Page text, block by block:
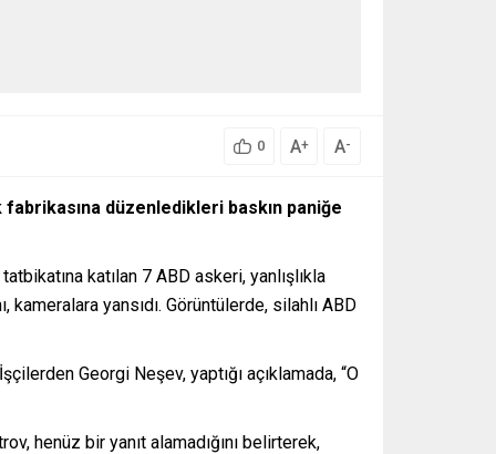
0 A+ A-
fabrikasına düzenledikleri baskın paniğe
katılan 7 ABD askeri, yanlışlıkla
yansıdı. Görüntülerde, silahlı ABD
Georgi Neşev, yaptığı açıklamada, “O
henüz bir yanıt alamadığını belirterek,